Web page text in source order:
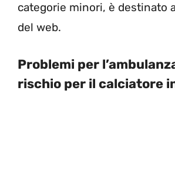
categorie minori, è destinato
del web.
Problemi per
rischio per il calciatore